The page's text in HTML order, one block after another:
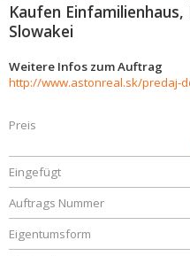
Kaufen
Slowakei
Weitere Infos zum Auftrag
Preis
Eingefügt
Auftrags Nummer
Eigentumsform